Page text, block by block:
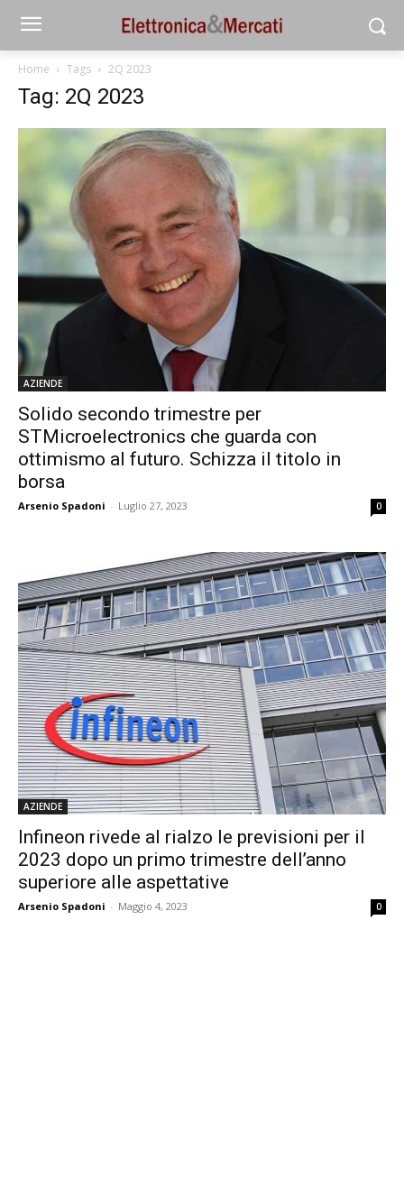
Home Tags 2Q 2023
Tag: 2Q 2023
AZIENDE
Solido secondo trimestre per
STMicroelectronics che guarda con
ottimismo al futuro. Schizza il titolo in
borsa
Arsenio Spadoni - Luglio 27, 2023 0
AZIENDE
Infineon rivede al rialzo le previsioni per il
2023 dopo un primo trimestre dell’anno
superiore alle aspettative
Arsenio Spadoni - Maggio 4, 2023 0